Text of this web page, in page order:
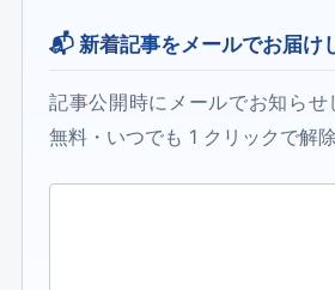
📬 新着記事をメールでお届け
記事公開時にメールでお知らせ
無料・いつでも 1 クリックで解除